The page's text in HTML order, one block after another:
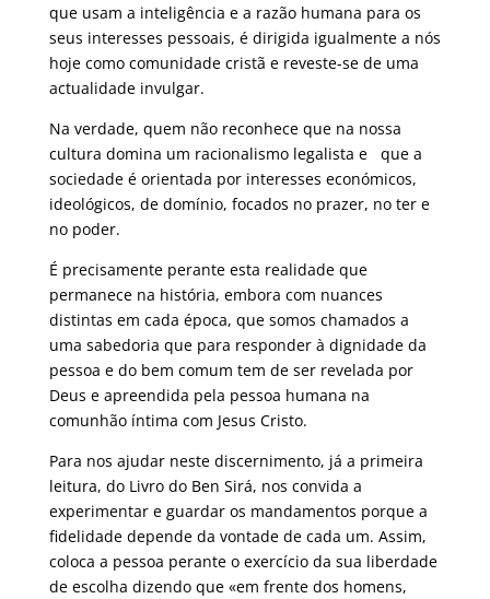
que usam a inteligência e a razão humana para os
seus interesses pessoais, é dirigida igualmente a nós
hoje como comunidade cristã e reveste-se de uma
actualidade invulgar.
Na verdade, quem não reconhece que na nossa
cultura domina um racionalismo legalista e que a
sociedade é orientada por interesses económicos,
ideológicos, de domínio, focados no prazer, no ter e
no poder.
É precisamente perante esta realidade que
permanece na história, embora com nuances
distintas em cada época, que somos chamados a
uma sabedoria que para responder à dignidade da
pessoa e do bem comum tem de ser revelada por
Deus e apreendida pela pessoa humana na
comunhão íntima com Jesus Cristo.
Para nos ajudar neste discernimento, já a primeira
leitura, do Livro do Ben Sirá, nos convida a
experimentar e guardar os mandamentos porque a
fidelidade depende da vontade de cada um. Assim,
coloca a pessoa perante o exercício da sua liberdade
de escolha dizendo que «em frente dos homens,